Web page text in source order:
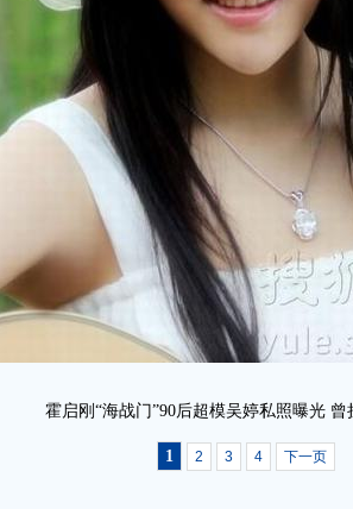
霍启刚“海战门”90后超模吴婷私照曝光 曾
1 2 3 4 下一页